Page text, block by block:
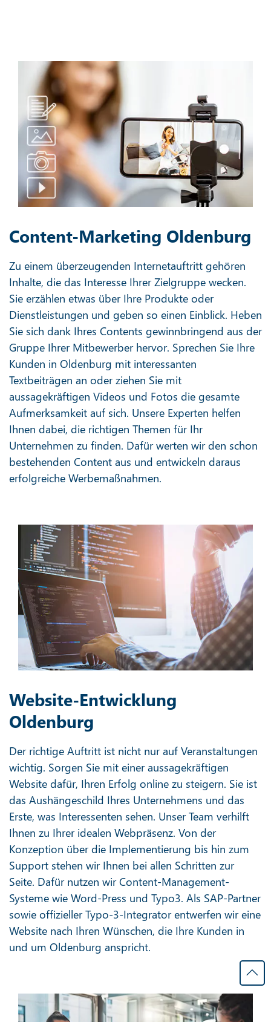
Content-Marketing Oldenburg
Zu einem überzeugenden Internetauftritt gehören
Inhalte, die das Interesse Ihrer Zielgruppe wecken.
Sie erzählen etwas über Ihre Produkte oder
Dienstleistungen und geben so einen Einblick. Heben
Sie sich dank Ihres Contents gewinnbringend aus der
Gruppe Ihrer Mitbewerber hervor. Sprechen Sie Ihre
Kunden in Oldenburg mit interessanten
Textbeiträgen an oder ziehen Sie mit
aussagekräftigen Videos und Fotos die gesamte
Aufmerksamkeit auf sich. Unsere Experten helfen
Ihnen dabei, die richtigen Themen für Ihr
Unternehmen zu finden. Dafür werten wir den schon
bestehenden Content aus und entwickeln daraus
erfolgreiche Werbemaßnahmen.
Website-Entwicklung
Oldenburg
Der richtige Auftritt ist nicht nur auf Veranstaltungen
wichtig. Sorgen Sie mit einer aussagekräftigen
Website dafür, Ihren Erfolg online zu steigern. Sie ist
das Aushängeschild Ihres Unternehmens und das
Erste, was Interessenten sehen. Unser Team verhilft
Ihnen zu Ihrer idealen Webpräsenz. Von der
Konzeption über die Implementierung bis hin zum
Support stehen wir Ihnen bei allen Schritten zur
Seite. Dafür nutzen wir Content-Management-
Systeme wie Word-Press und Typo3. Als SAP-Partner
sowie offizieller Typo-3-Integrator entwerfen wir eine
Website nach Ihren Wünschen, die Ihre Kunden in
und um Oldenburg anspricht.